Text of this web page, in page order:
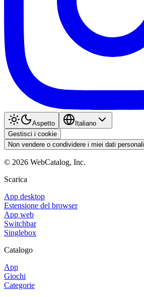
Aspetto
Italiano
Gestisci i cookie
Non vendere o condividere i miei dati personali
© 2026 WebCatalog, Inc.
Scarica
App desktop
Estensione del browser
App web
Switchbar
Singlebox
Catalogo
App
Giochi
Categorie